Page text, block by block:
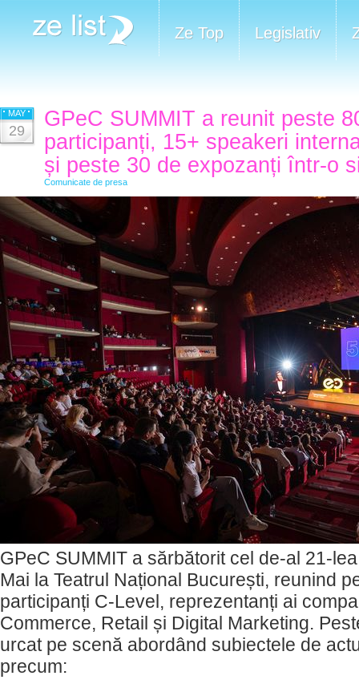
Ze Top Legislativ
MAY
29
GPeC SUMMIT a reunit peste
participanți, 15+ speakeri
și peste 30 de expozanți într-o
Comunicate de presa
GPeC SUMMIT a sărbătorit cel de-al 21-
Mai la Teatrul Național București, reunind
participanți C-Level, reprezentanți ai
Commerce, Retail și Digital Marketing.
urcat pe scenă abordând subiectele de
precum: